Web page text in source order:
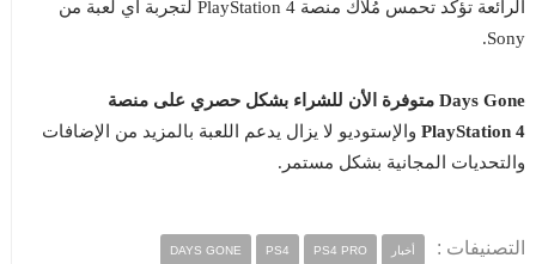
الرائعة تؤكد تحمس مُلاك منصة PlayStation 4 لتجربة أي لعبة من
Sony.
Days Gone متوفرة الأن للشراء بشكل حصري على منصة
PlayStation 4والإستوديو لا يزال يدعم اللعبة بالمزيد من الإضافات
والتحديات المجانية بشكل مستمر.
التصنيفات : أخبار DAYS GONE PS4 PS4 PRO